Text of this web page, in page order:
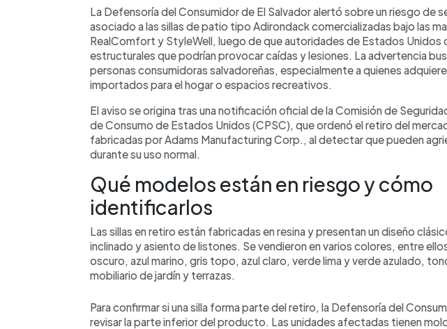
Escuchar artículo
La Defensoría del Consumidor emitió una alerta preventiva por
patio tipo Adirondack de las marcas Adam RealComfort y
retiradas del mercado estadounidense por riesgo de colapso
uso. Según la Comisión de Seguridad de Productos de
UU., estos muebles pueden agrietarse y provocar caídas o
Aunque no se reportan incidentes, la institución recomendó
posible comercialización en El Salvador, así como las medidas
atención a las personas consumidoras.
La Defensoría del Consumidor de El Salvador alertó sobre un riesgo de
asociado a las sillas de patio tipo Adirondack comercializadas bajo las
RealComfort y StyleWell, luego de que autoridades de Estados Unidos
estructurales que podrían provocar caídas y lesiones. La advertencia
personas consumidoras salvadoreñas, especialmente a quienes
importados para el hogar o espacios recreativos.
El aviso se origina tras una notificación oficial de la Comisión de
de Consumo de Estados Unidos (CPSC), que ordenó el retiro del
fabricadas por Adams Manufacturing Corp., al detectar que pueden
durante su uso normal.
Qué modelos están en riesgo y cómo
identificarlos
Las sillas en retiro están fabricadas en resina y presentan un diseño
inclinado y asiento de listones. Se vendieron en varios colores, entre
oscuro, azul marino, gris topo, azul claro, verde lima y verde azulado,
mobiliario de jardín y terrazas.
Para confirmar si una silla forma parte del retiro, la Defensoría del
revisar la parte inferior del producto. Las unidades afectadas tienen